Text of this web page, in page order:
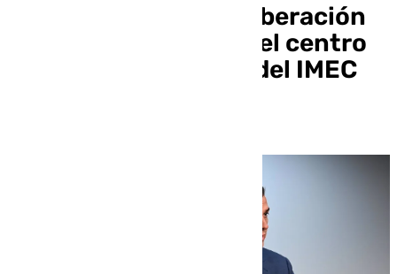
Sánchez anuncia la liberación
de 100 millones para el centro
de microelectrónica del IMEC